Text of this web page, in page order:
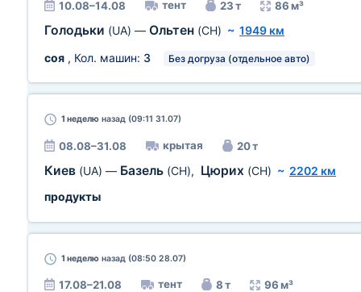
10.08–14.08 тент 23 т 86 м³
Голодьки (UA) — Ольтен (CH) ~ 1949 км
соя , Кол. машин: 3 Без догруза (отдельное авто)
1 неделю назад (09:11 31.07)
08.08–31.08 крытая 20 т
Киев (UA) — Базель (CH), Цюрих (CH) ~ 2202 км
продукты
1 неделю назад (08:50 28.07)
17.08–21.08 тент 8 т 96 м³